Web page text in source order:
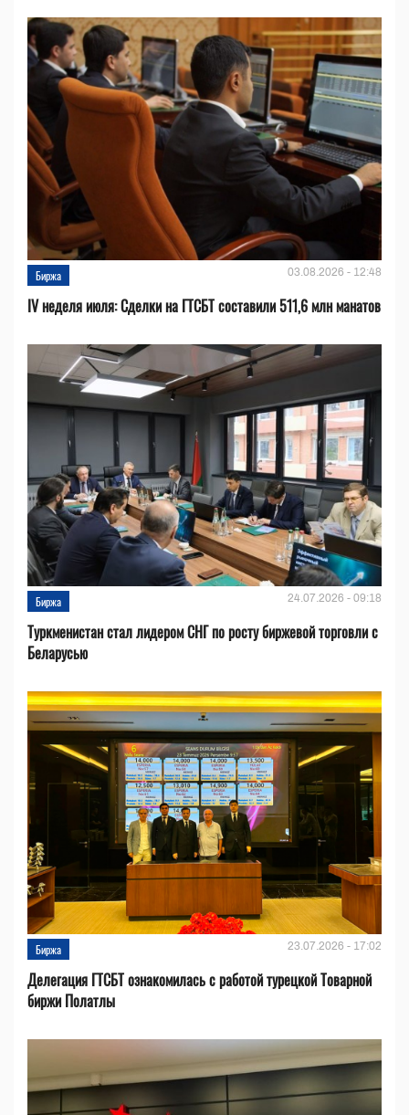
Биржа 03.08.2026 - 12:48
IV неделя июля: Сделки на ГТСБТ составили 511,6 млн манатов
Биржа 24.07.2026 - 09:18
Туркменистан стал лидером СНГ по росту биржевой торговли с
Беларусью
Биржа 23.07.2026 - 17:02
Делегация ГТСБТ ознакомилась с работой турецкой Товарной
биржи Полатлы